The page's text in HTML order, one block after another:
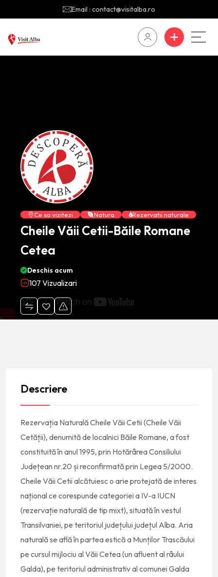
Email : contact@visitalba.ro
Ce sa vizitezi Natura Rezervatii naturale
Cheile Văii Cetii-Băile Romane
Cetea
Deschis acum
107 Vizualizari
Descriere
Rezervația Naturală Cheile Văii Cetii (Cheile Văii
Cetății), denumită de localnici Băile Romane, a fost
constituită în anul 1995, prin Hotărârea Consiliului
Județean nr.20 și reconfirmată prin Legea 5/2000.
Cheile Văii Cetii alcătuiesc o arie protejată de interes
național ce corespunde categoriei a IV-a IUCN
(rezervație naturală de tip mixt), situată în vestul
Transilvaniei, pe teritoriul județului județul Alba. Aria
naturală se află în partea estică a Munților Trascăului
pe cursul mijlociu al Văii Cetea (un afluent al râului
Galda), pe teritoriul administrativ al comunei Galda